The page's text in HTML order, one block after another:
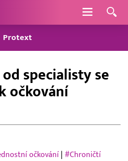
Navigace
Protext
specialisty se
očkování
očkování #Chroničtí